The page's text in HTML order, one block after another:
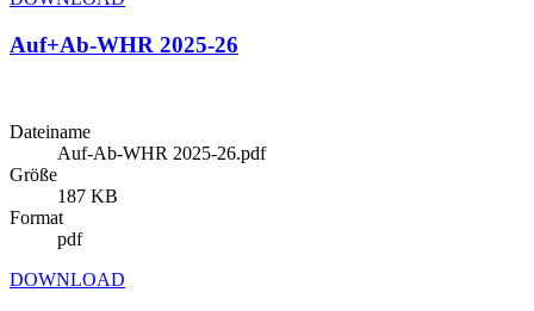
Auf+Ab-WHR 2025-26
Dateiname
Auf-Ab-WHR 2025-26.pdf
Größe
187 KB
Format
pdf
DOWNLOAD